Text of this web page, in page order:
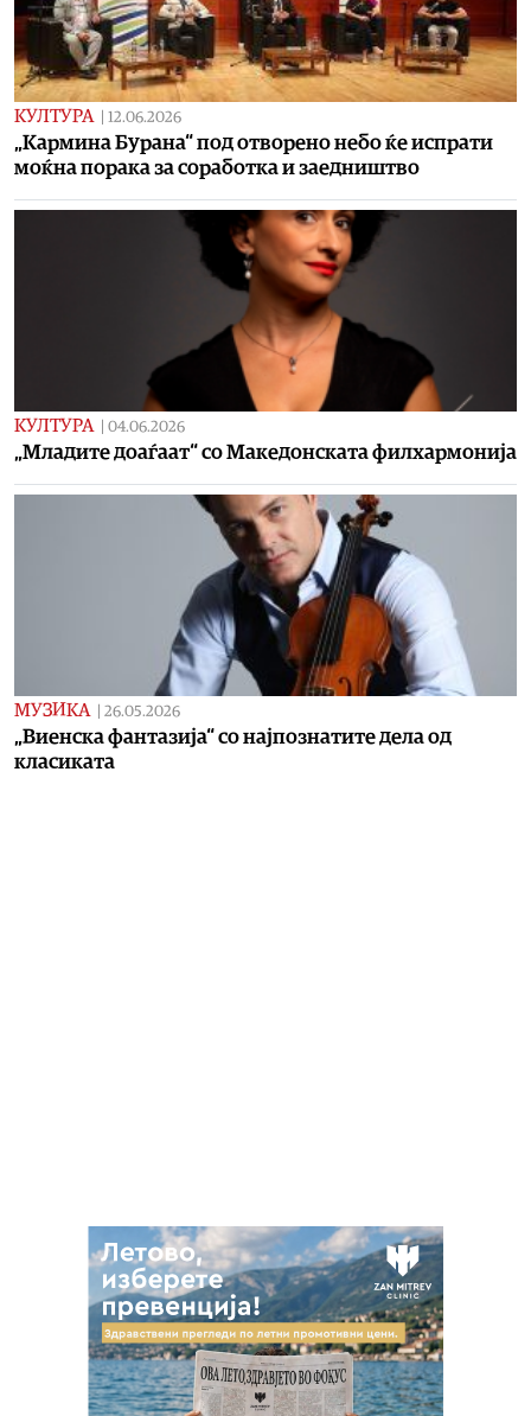
КУЛТУРА 12.06.2026
„Кармина Бурана“ под отворено небо ќе испрати
моќна порака за соработка и заедништво
КУЛТУРА 04.06.2026
„Младите доаѓаат“ со Македонската филхармонија
МУЗИКА 26.05.2026
„Виенска фантазија“ со најпознатите дела од
класиката